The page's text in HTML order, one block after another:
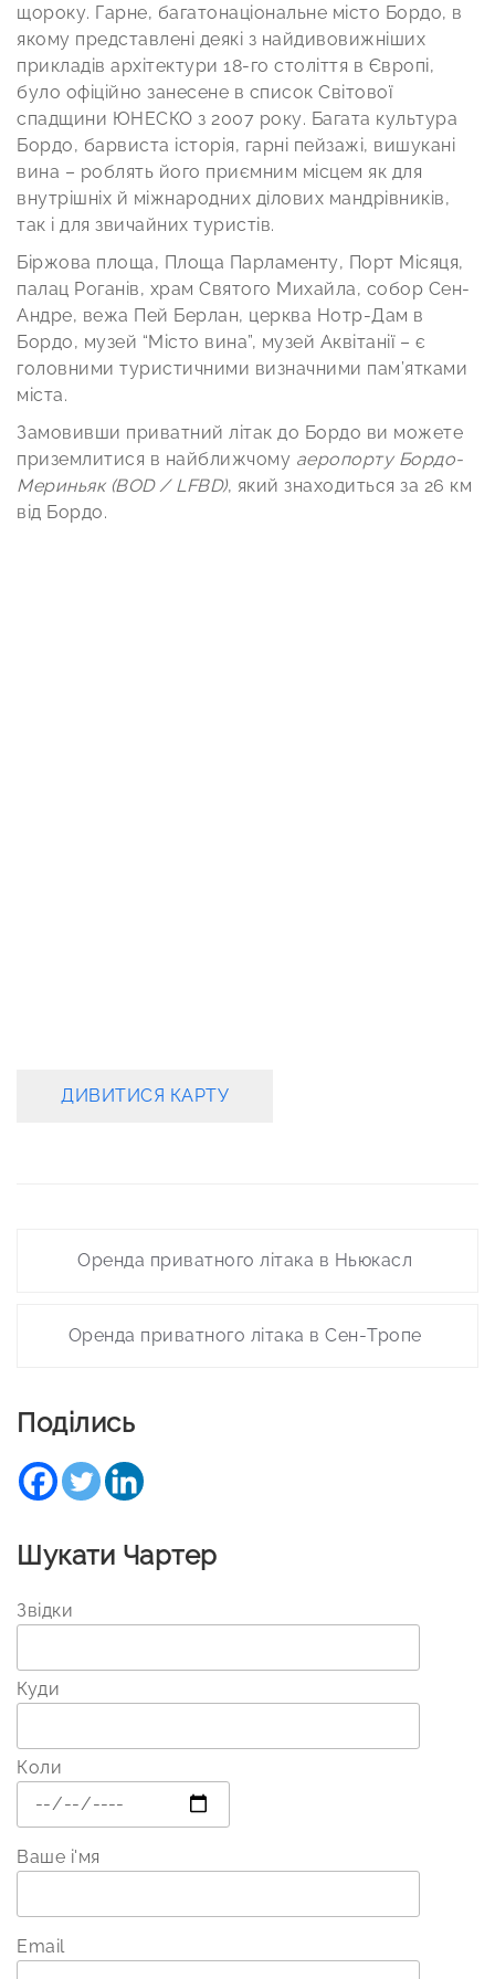
щороку. Гарне, багатонаціональне місто Бордо, в
якому представлені деякі з найдивовижніших
прикладів архітектури 18-го століття в Європі,
було офіційно занесене в список Світової
спадщини ЮНЕСКО з 2007 року. Багата культура
Бордо, барвиста історія, гарні пейзажі, вишукані
вина – роблять його приємним місцем як для
внутрішніх й міжнародних ділових мандрівників,
так і для звичайних туристів.
Біржова площа, Площа Парламенту, Порт Місяця,
палац Роганів, храм Святого Михайла, собор Сен-
Андре, вежа Пей Берлан, церква Нотр-Дам в
Бордо, музей “Місто вина”, музей Аквітанії – є
головними туристичними визначними пам’ятками
міста.
Замовивши приватний літак до Бордо ви можете
приземлитися в найближчому аеропорту Бордо-
Мериньяк (BOD / LFBD), який знаходиться за 26 км
від Бордо.
ДИВИТИСЯ КАРТУ
navigation
Оренда приватного літака в Ньюкасл
Оренда приватного літака в Сен-Тропе
Поділись
Шукати Чартер
Звідки
Куди
Коли
Ваше і'мя
Email